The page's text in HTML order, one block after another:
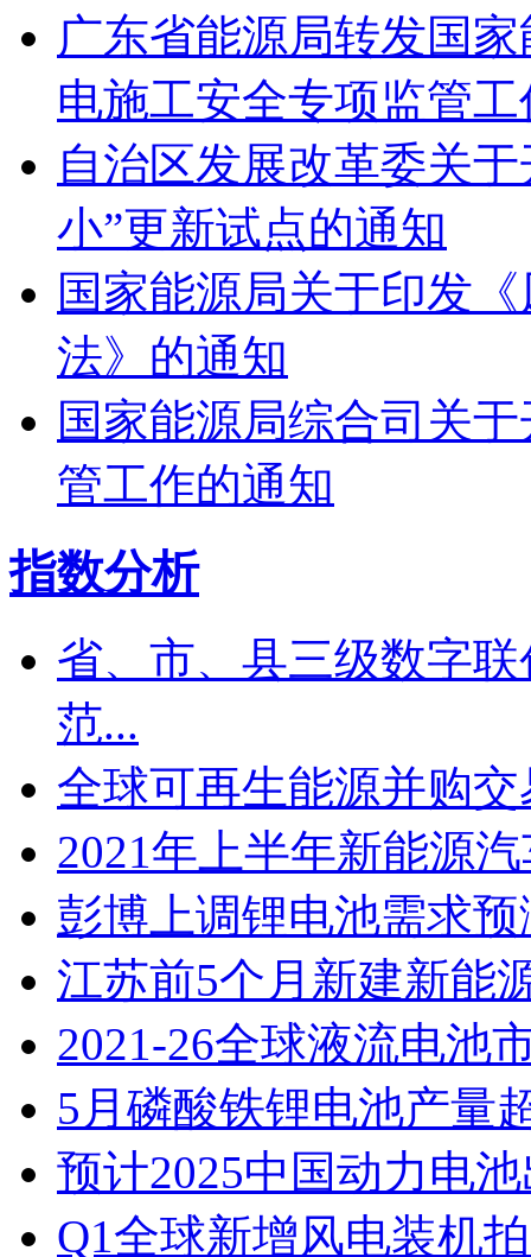
广东省能源局转发国
电施工安全专项监管
自治区发展改革委关
小”更新试点的通知
国家能源局关于印发
法》的通知
国家能源局综合司关
管工作的通知
指数分析
省、市、县三级数字
范...
全球可再生能源并购
2021年上半年新能源
彭博上调锂电池需求预
江苏​前5个月新建新能
2021-26全球液流电池
5月磷酸铁锂电池产量
预计2025中国动力电
Q1全球新增风电装机